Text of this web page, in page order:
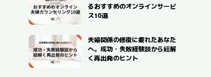
るおすすめのオンラインサービ
ス10選
夫婦関係の修復に疲れたあなた
へ。成功・失敗経験談から紐解
く再出発のヒント